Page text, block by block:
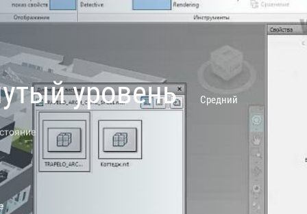
уровень Средний